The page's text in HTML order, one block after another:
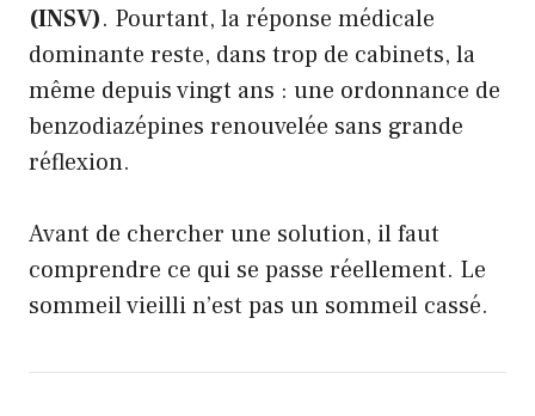
(INSV). Pourtant, la réponse médicale
dominante reste, dans trop de cabinets, la
même depuis vingt ans : une ordonnance de
benzodiazépines renouvelée sans grande
réflexion.
Avant de chercher une solution, il faut
comprendre ce qui se passe réellement. Le
sommeil vieilli n’est pas un sommeil cassé.